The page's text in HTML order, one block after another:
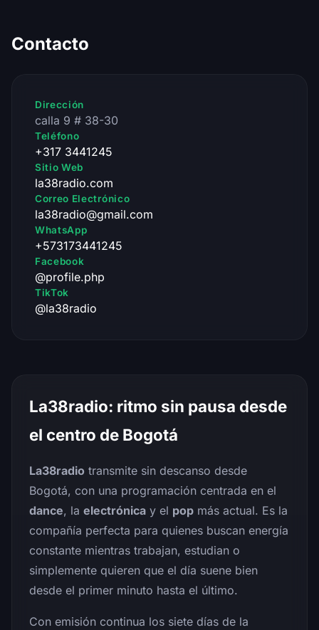
Contacto
Dirección
calla 9 # 38-30
Teléfono
+317 3441245
Sitio Web
la38radio.com
Correo Electrónico
la38radio@gmail.com
WhatsApp
+573173441245
Facebook
@profile.php
TikTok
@la38radio
La38radio: ritmo sin pausa desde
el centro de Bogotá
La38radio transmite sin descanso desde
Bogotá, con una programación centrada en el
dance, la electrónica y el pop más actual. Es la
compañía perfecta para quienes buscan energía
constante mientras trabajan, estudian o
simplemente quieren que el día suene bien
desde el primer minuto hasta el último.
Con emisión continua los siete días de la